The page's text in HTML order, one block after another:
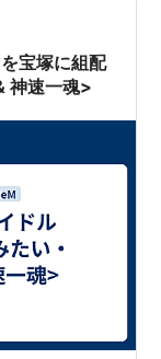
宝塚に組配
神速一魂>